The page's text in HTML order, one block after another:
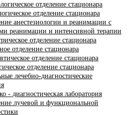
отделение стационара
отделение стационара
анестезиологии и реанимации с
реанимации и интенсивной терапии
отделение стационара
отделение стационара
отделение стационара
отделение стационара
лечебно-диагностические
- диагностическая лаборатория
лучевой и функциональной